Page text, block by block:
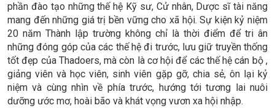
phần đào tạo những thế hệ Kỹ sư, Cử nhân, Dược sĩ tài năng
mang đến những giá trị bền vững cho xã hội. Sự kiện kỷ niệm
20 năm Thành lập trường không chỉ là thời điểm để tri ân
những đóng góp của các thế hệ đi trước, lưu giữ truyền thống
tốt đẹp của Thadoers, mà còn là cơ hội để các thế hệ cán bộ ,
giảng viên và học viên, sinh viên gặp gỡ, chia sẻ, ôn lại kỷ
niệm và cùng nhìn về phía trước, hướng tới tương lai nuôi
dưỡng ước mơ, hoài bão và khát vọng vươn xa hội nhập.